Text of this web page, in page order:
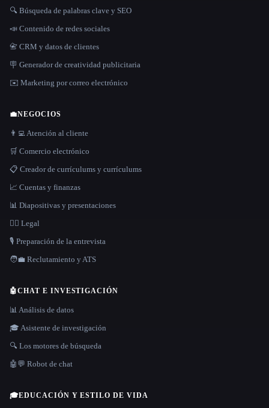
🔍 Búsqueda de palabras clave y SEO
📣 Contenido de redes sociales
📇 CRM y datos de clientes
🪧 Generador de creatividad publicitaria
✉️ Marketing por correo electrónico
💼NEGOCIOS
👨‍💻 Atención al cliente
🛒 Comercio electrónico
📋 Creador de currículums y currículums
📈 Cuentas y finanzas
📊 Diapositivas y presentaciones
👩‍⚖️ Legal
🎙️ Preparación de la entrevista
🧑‍💼 Reclutamiento y ATS
🤖CHAT E INVESTIGACIÓN
📊 Análisis de datos
🎓 Asistente de investigación
🔍 Los motores de búsqueda
🤖💬 Robot de chat
🎓EDUCACIÓN Y ESTILO DE VIDA